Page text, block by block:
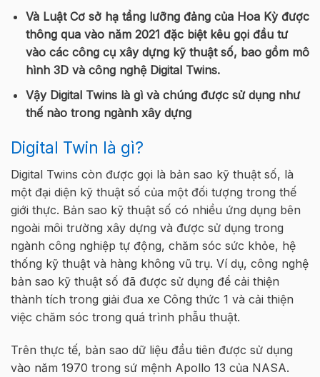
Và Luật Cơ sở hạ tầng lưỡng đảng của Hoa Kỳ được
thông qua vào năm 2021 đặc biệt kêu gọi đầu tư
vào các công cụ xây dựng kỹ thuật số, bao gồm mô
hình 3D và công nghệ Digital Twins.
Vậy Digital Twins là gì và chúng được sử dụng như
thế nào trong ngành xây dựng
Digital Twin là gì?
Digital Twins còn được gọi là bản sao kỹ thuật số, là
một đại diện kỹ thuật số của một đối tượng trong thế
giới thực. Bản sao kỹ thuật số có nhiều ứng dụng bên
ngoài môi trường xây dựng và được sử dụng trong
ngành công nghiệp tự động, chăm sóc sức khỏe, hệ
thống kỹ thuật và hàng không vũ trụ. Ví dụ, công nghệ
bản sao kỹ thuật số đã được sử dụng để cải thiện
thành tích trong giải đua xe Công thức 1 và cải thiện
việc chăm sóc trong quá trình phẫu thuật.
Trên thực tế, bản sao dữ liệu đầu tiên được sử dụng
vào năm 1970 trong sứ mệnh Apollo 13 của NASA.